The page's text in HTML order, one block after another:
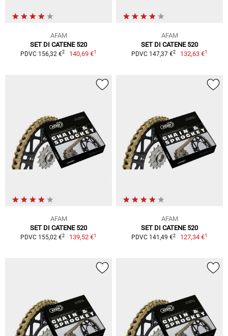
AFAM
SET DI CATENE 520
PDVC 156,32 €2 140,69 €1
AFAM
SET DI CATENE 520
PDVC 147,37 €2 132,63 €1
AFAM
SET DI CATENE 520
PDVC 155,02 €2 139,52 €1
AFAM
SET DI CATENE 520
PDVC 141,49 €2 127,34 €1